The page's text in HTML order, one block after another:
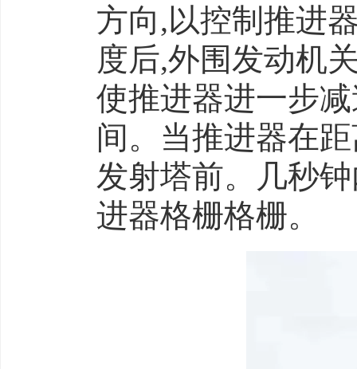
方向,以控制推进
度后,外围发动机
使推进器进一步
间。当推进器在
发射塔前。几秒
进器格栅格栅。